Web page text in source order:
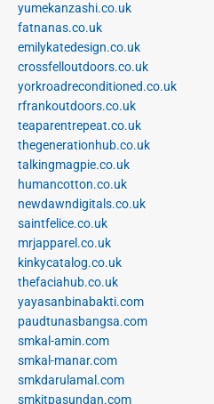
yumekanzashi.co.uk
fatnanas.co.uk
emilykatedesign.co.uk
crossfelloutdoors.co.uk
yorkroadreconditioned.co.uk
rfrankoutdoors.co.uk
teaparentrepeat.co.uk
thegenerationhub.co.uk
talkingmagpie.co.uk
humancotton.co.uk
newdawndigitals.co.uk
saintfelice.co.uk
mrjapparel.co.uk
kinkycatalog.co.uk
thefaciahub.co.uk
yayasanbinabakti.com
paudtunasbangsa.com
smkal-amin.com
smkal-manar.com
smkdarulamal.com
smkitpasundan.com